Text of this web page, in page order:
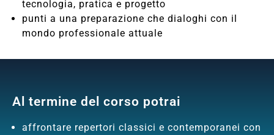
tecnologia, pratica e progetto
punti a una preparazione che dialoghi con il
mondo professionale attuale
Al termine del corso potrai
affrontare repertori classici e contemporanei con